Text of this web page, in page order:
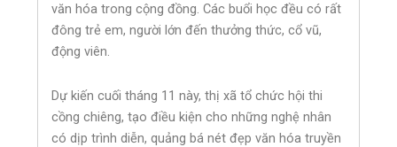
văn hóa trong cộng đồng. Các buổi học đều có rất
đông trẻ em, người lớn đến thưởng thức, cổ vũ,
động viên.
Dự kiến cuối tháng 11 này, thị xã tổ chức hội thi
cồng chiêng, tạo điều kiện cho những nghệ nhân
có dịp trình diễn, quảng bá nét đẹp văn hóa truyền